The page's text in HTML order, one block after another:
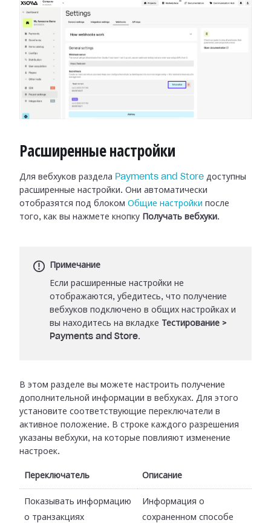
Расширенные настройки
Для вебхуков раздела Payments and Store доступны
расширенные настройки. Они автоматически
отобразятся под блоком Общие настройки после
того, как вы нажмете кнопку
Получать вебхуки.
Примечание
Если расширенные настройки не
отображаются, убедитесь, что получение
вебхуков подключено в общих настройках и
вы находитесь на вкладке
Тестирование >
Payments and Store.
В этом разделе вы можете настроить получение
дополнительной информации в вебхуках. Для этого
установите соответствующие переключатели в
активное положение. В строке каждого разрешения
указаны вебхуки, на которые повлияют изменение
настроек.
Переключатель Описание
Показывать информацию
о транзакциях
Информация о
сохраненном способе